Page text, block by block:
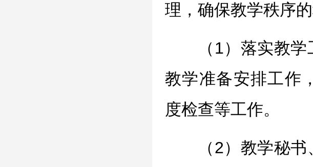
理，确保教学秩序的
（1）落实教
教学准备安排工作
度检查等工作。
（2）教学秘